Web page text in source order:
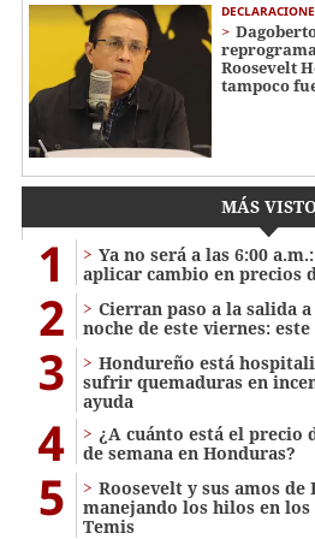
Roosevelt
tampoco
MÁS
1
Ya no será a las 6:00
aplicar cambio en precios
2
Cierran paso a la salida
noche de este viernes:
3
Hondureño está
sufrir quemaduras en
ayuda
4
¿A cuánto está el precio
de semana en Honduras?
5
Roosevelt y sus amos
manejando los hilos en
Temis